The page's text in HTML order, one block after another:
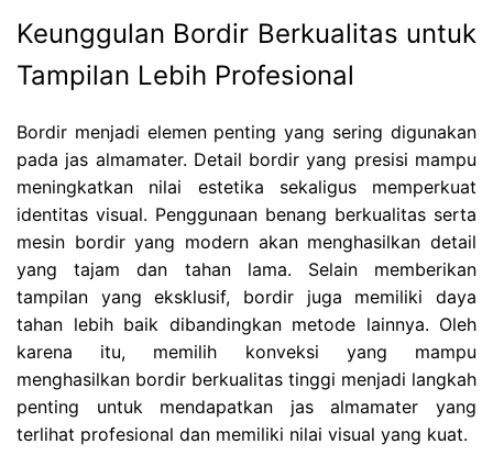
Keunggulan Bordir Berkualitas untuk
Tampilan Lebih Profesional
Bordir menjadi elemen penting yang sering digunakan
pada jas almamater. Detail bordir yang presisi mampu
meningkatkan nilai estetika sekaligus memperkuat
identitas visual. Penggunaan benang berkualitas serta
mesin bordir yang modern akan menghasilkan detail
yang tajam dan tahan lama. Selain memberikan
tampilan yang eksklusif, bordir juga memiliki daya
tahan lebih baik dibandingkan metode lainnya. Oleh
karena itu, memilih konveksi yang mampu
menghasilkan bordir berkualitas tinggi menjadi langkah
penting untuk mendapatkan jas almamater yang
terlihat profesional dan memiliki nilai visual yang kuat.